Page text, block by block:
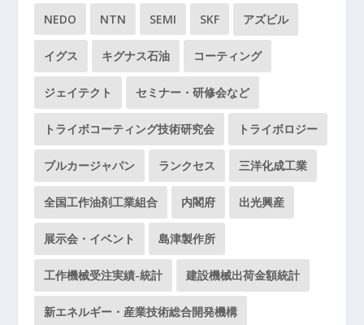
NEDO NTN SEMI SKF アズビル
イグス キグナス石油 コーティング
ジェイテクト セミナー・研修会など
トライボコーティング技術研究会 トライボロジー
ブルカージャパン ランクセス 三洋化成工業
全国工作油剤工業組合 内閣府 出光興産
展示会・イベント 島津製作所
工作機械受注実績-統計 建設機械出荷金額統計
新エネルギー・産業技術総合開発機構